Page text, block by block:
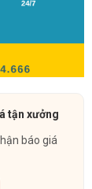
tận xưởng
báo giá